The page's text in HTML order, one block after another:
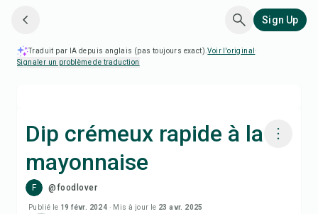
Sign Up
Traduit par IA depuis anglais (pas toujours exact).Voir l'original ·
Signaler un problème de traduction
Dip crémeux rapide à la
mayonnaise
F @foodlover
Publié le 19 févr. 2024 · Mis à jour le 23 avr. 2025
Cuisiner avec Chefadora AI
Add to Meal Plan